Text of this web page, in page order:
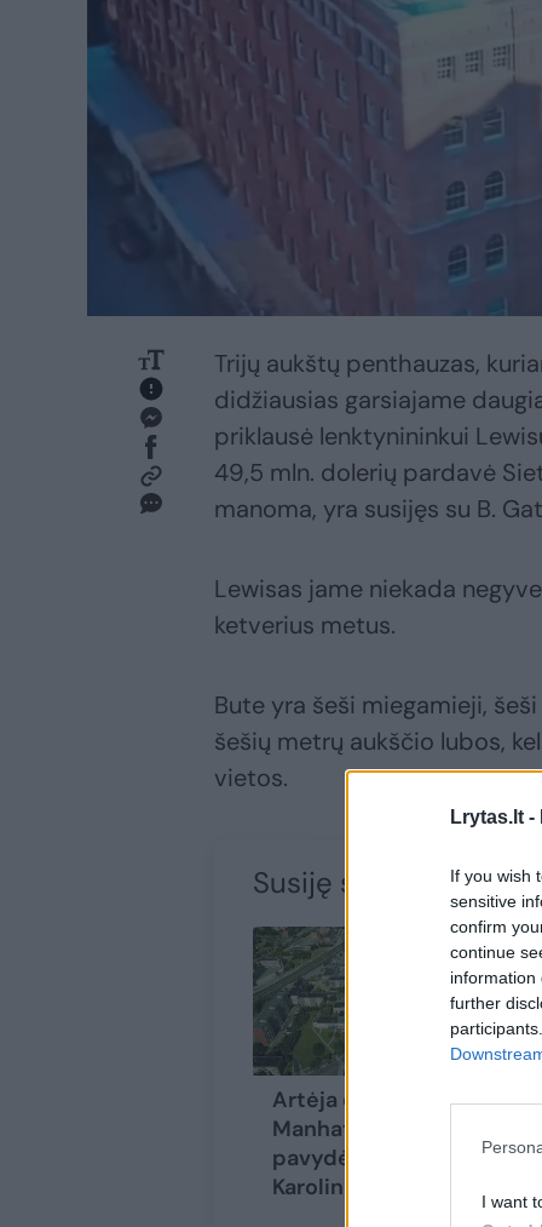
Lrytas.lt -
If you wish
sensitive
confirm
continue
information
further
I want
Trijų aukštų penthauzas,
didžiausias garsiajame
priklausė lenktynininkui
49,5 mln. dolerių pardavė
manoma, yra susijęs su B.
Lewisas jame niekada
ketverius metus.
Bute yra šeši miegamieji,
šešių metrų aukščio lubos,
vietos.
Susiję straipsniai
Artėja diena, kai
Manhatanas
pavydės
Karoliniškėms?